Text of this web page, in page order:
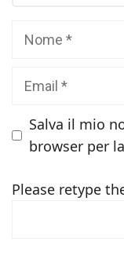
Salva il mio
browser per
Please retype